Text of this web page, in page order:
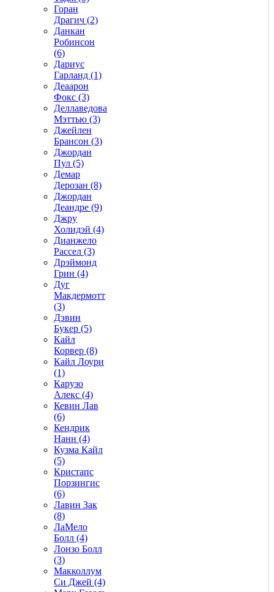
Горан
Драгич (2)
Данкан
Робинсон
(6)
Дариус
Гарланд (1)
Деаарон
Фокс (3)
Деллаведова
Мэттью (3)
Джейлен
Брансон (3)
Джордан
Пул (5)
Демар
Дерозан (8)
Джордан
Деандре (9)
Джру
Холидэй (4)
Дианжело
Рассел (3)
Дрэймонд
Грин (4)
Дуг
Макдермотт
(3)
Дэвин
Букер (5)
Кайл
Корвер (8)
Кайл Лоури
(1)
Карузо
Алекс (4)
Кевин Лав
(6)
Кендрик
Нанн (4)
Кузма Кайл
(5)
Кристапс
Порзингис
(6)
Лавин Зак
(8)
ЛаМело
Болл (4)
Лонзо Болл
(3)
Макколлум
Си Джей (4)